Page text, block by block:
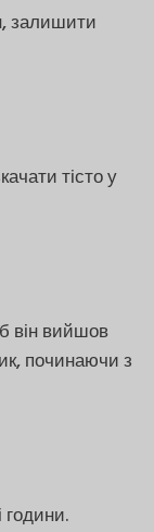
залишити
тісто у
він вийшов
починаючи з